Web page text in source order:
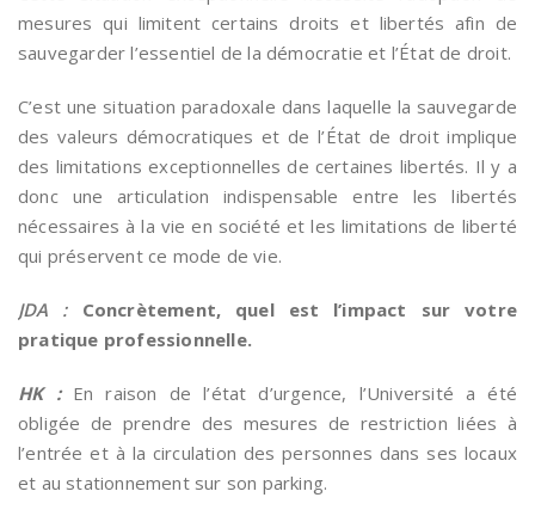
mesures qui limitent certains droits et libertés afin de
sauvegarder l’essentiel de la démocratie et l’État de droit.
C’est une situation paradoxale dans laquelle la sauvegarde
des valeurs démocratiques et de l’État de droit implique
des limitations exceptionnelles de certaines libertés. Il y a
donc une articulation indispensable entre les libertés
nécessaires à la vie en société et les limitations de liberté
qui préservent ce mode de vie.
JDA :Concrètement, quel est l’impact sur votre
pratique professionnelle.
HK :En raison de l’état d’urgence, l’Université a été
obligée de prendre des mesures de restriction liées à
l’entrée et à la circulation des personnes dans ses locaux
et au stationnement sur son parking.